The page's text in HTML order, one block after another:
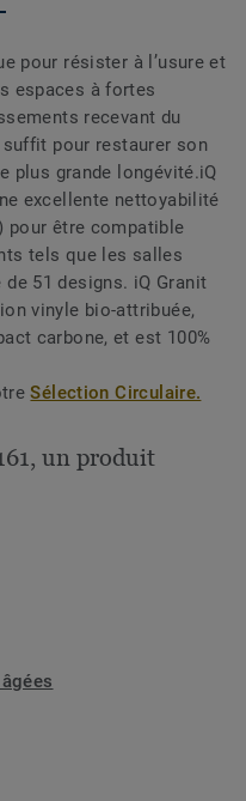
pour résister à l’usure et
espaces à fortes
recevant du
pour restaurer son
plus grande longévité.iQ
excellente nettoyabilité
pour être compatible
tels que les salles
51 designs. iQ Granit
vinyle bio-attribuée,
carbone, et est 100%
Sélection Circulaire.
un produit